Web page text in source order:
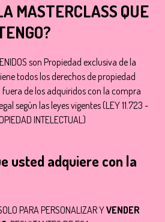
MASTERCLASS QUE
son Propiedad exclusiva de la
todos los derechos de propiedad
de los adquiridos con la compra
según las leyes vigentes (LEY 11.723 -
INTELECTUAL)
usted adquiere con la
PARA PERSONALIZAR YVENDER